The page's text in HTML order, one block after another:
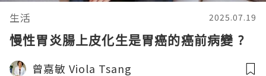
生活 2025.07.19
慢性胃炎腸上皮化生是胃癌的癌前病變 ?
曾嘉敏 Viola Tsang